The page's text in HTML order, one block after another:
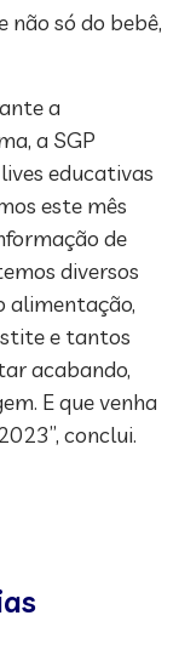
só do bebê,
a
a SGP
educativas
este mês
de
diversos
alimentação,
e tantos
acabando,
E que venha
conclui.